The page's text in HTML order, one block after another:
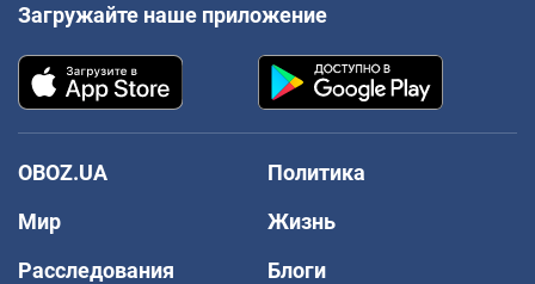
Загружайте наше приложение
OBOZ.UA
Политика
Мир
Жизнь
Расследования
Блоги